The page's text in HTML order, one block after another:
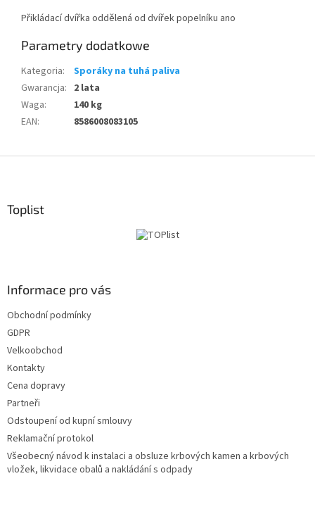
Přikládací dvířka oddělená od dvířek popelníku ano
Parametry dodatkowe
Kategoria:
Sporáky na tuhá paliva
Gwarancja: 2 lata
Waga:
140 kg
EAN: 8586008083105
pToplist
Informace pro vás
Obchodní podmínky
GDPR
Velkoobchod
Kontakty
Cena dopravy
Partneři
Odstoupení od kupní smlouvy
Reklamační protokol
Všeobecný návod k instalaci a obsluze krbových kamen a krbových
vložek, likvidace obalů a nakládání s odpady